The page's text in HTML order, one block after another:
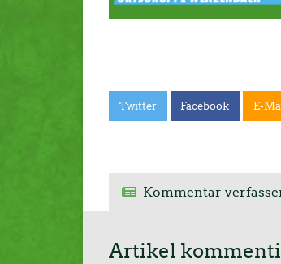
Twitter Facebook E-
Kommentar
Artikel